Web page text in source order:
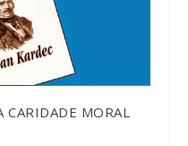
CARIDADE MORAL